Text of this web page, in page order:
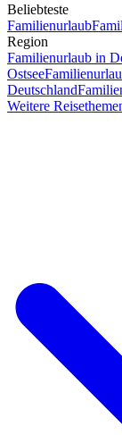
Beliebteste
Familienurlaub
Region
Familienurlaub in
Ostsee
Deutschland
Weitere